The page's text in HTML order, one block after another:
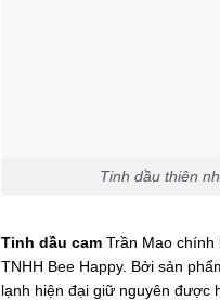
Tinh dầu thiên
Tinh dầu cam Trần Mao chính
TNHH Bee Happy. Bởi sản
lạnh hiện đại giữ nguyên được